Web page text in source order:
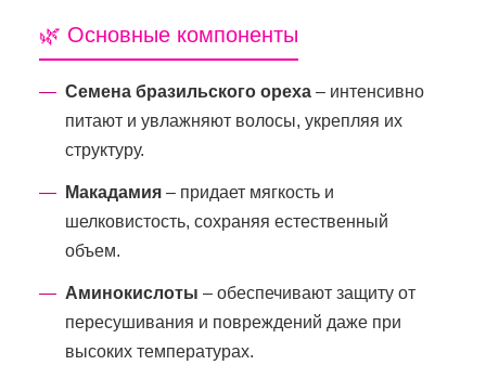
🌿 Основные компоненты
Семена бразильского ореха – интенсивно
питают и увлажняют волосы, укрепляя их
структуру.
Макадамия – придает мягкость и
шелковистость, сохраняя естественный
объем.
Аминокислоты – обеспечивают защиту от
пересушивания и повреждений даже при
высоких температурах.